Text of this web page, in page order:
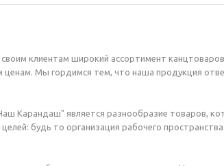
клиентам широкий ассортимент
ценам. Мы гордимся тем, что наша продукция
Карандаш" является разнообразие товаров,
будь то организация рабочего